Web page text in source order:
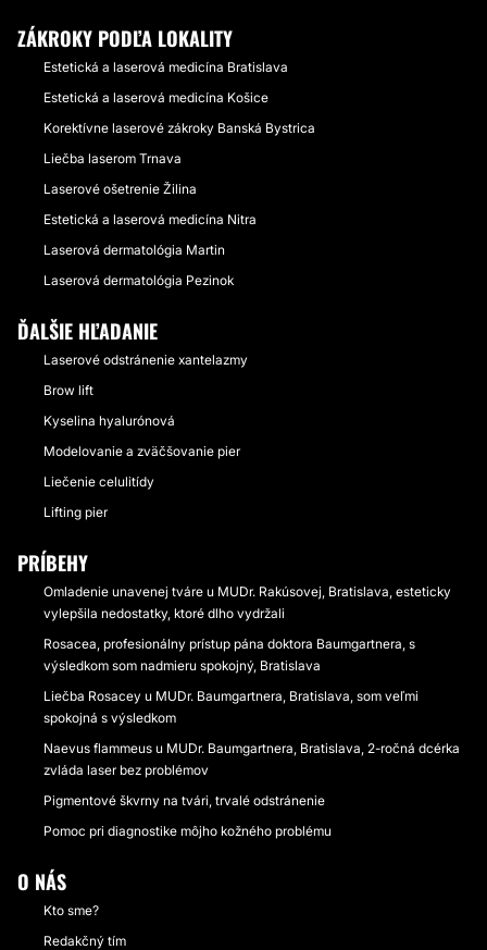
ZÁKROKY PODĽA LOKALITY
Estetická a laserová medicína Bratislava
Estetická a laserová medicína Košice
Korektívne laserové zákroky Banská Bystrica
Liečba laserom Trnava
Laserové ošetrenie Žilina
Estetická a laserová medicína Nitra
Laserová dermatológia Martin
Laserová dermatológia Pezinok
ĎALŠIE HĽADANIE
Laserové odstránenie xantelazmy
Brow lift
Kyselina hyalurónová
Modelovanie a zväčšovanie pier
Liečenie celulitídy
Lifting pier
PRÍBEHY
Omladenie unavenej tváre u MUDr. Rakúsovej, Bratislava, esteticky
vylepšila nedostatky, ktoré dlho vydržali
Rosacea, profesionálny prístup pána doktora Baumgartnera, s
výsledkom som nadmieru spokojný, Bratislava
Liečba Rosacey u MUDr. Baumgartnera, Bratislava, som veľmi
spokojná s výsledkom
Naevus flammeus u MUDr. Baumgartnera, Bratislava, 2-ročná dcérka
zvláda laser bez problémov
Pigmentové škvrny na tvári, trvalé odstránenie
Pomoc pri diagnostike môjho kožného problému
O NÁS
Kto sme?
Redakčný tím